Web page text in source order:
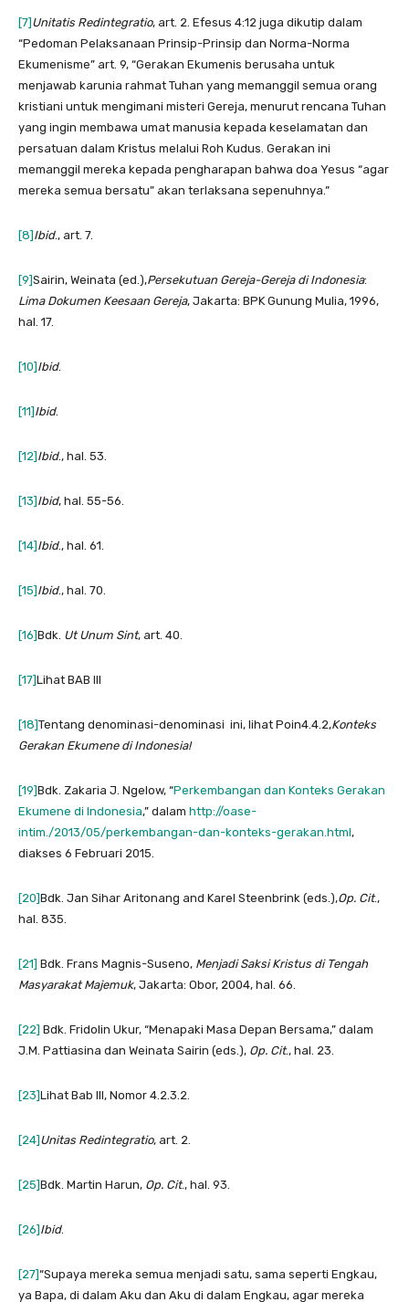
[7]Unitatis Redintegratio, art. 2. Efesus 4:12 juga dikutip dalam
“Pedoman Pelaksanaan Prinsip-Prinsip dan Norma-Norma
Ekumenisme” art. 9, “Gerakan Ekumenis berusaha untuk
menjawab karunia rahmat Tuhan yang memanggil semua orang
kristiani untuk mengimani misteri Gereja, menurut rencana Tuhan
yang ingin membawa umat manusia kepada keselamatan dan
persatuan dalam Kristus melalui Roh Kudus. Gerakan ini
memanggil mereka kepada pengharapan bahwa doa Yesus “agar
mereka semua bersatu” akan terlaksana sepenuhnya.”
[8]Ibid., art. 7.
[9]Sairin, Weinata (ed.),Persekutuan Gereja-Gereja di Indonesia:
Lima Dokumen Keesaan Gereja, Jakarta: BPK Gunung Mulia, 1996,
hal. 17.
[10]Ibid.
[11]Ibid.
[12]Ibid., hal. 53.
[13]Ibid, hal. 55-56.
[14]Ibid., hal. 61.
[15]Ibid., hal. 70.
[16]Bdk. Ut Unum Sint, art. 40.
[17]Lihat BAB III
[18]Tentang denominasi-denominasi ini, lihat Poin4.4.2,Konteks
Gerakan Ekumene di Indonesia!
[19]Bdk. Zakaria J. Ngelow, “Perkembangan dan Konteks Gerakan
Ekumene di Indonesia,” dalam http://oase-
intim./2013/05/perkembangan-dan-konteks-gerakan.html,
diakses 6 Februari 2015.
[20]Bdk. Jan Sihar Aritonang and Karel Steenbrink (eds.),Op. Cit.,
hal. 835.
[21] Bdk. Frans Magnis-Suseno, Menjadi Saksi Kristus di Tengah
Masyarakat Majemuk, Jakarta: Obor, 2004, hal. 66.
[22] Bdk. Fridolin Ukur, “Menapaki Masa Depan Bersama,” dalam
J.M. Pattiasina dan Weinata Sairin (eds.), Op. Cit., hal. 23.
[23]Lihat Bab III, Nomor 4.2.3.2.
[24]Unitas Redintegratio, art. 2.
[25]Bdk. Martin Harun, Op. Cit., hal. 93.
[26]Ibid.
[27]“Supaya mereka semua menjadi satu, sama seperti Engkau,
ya Bapa, di dalam Aku dan Aku di dalam Engkau, agar mereka